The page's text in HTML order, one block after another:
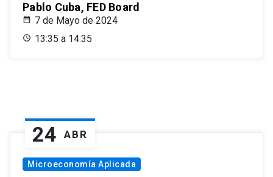
Pablo Cuba, FED Board
7 de Mayo de 2024
13:35 a 14:35
24 ABR
Microeconomía Aplicada